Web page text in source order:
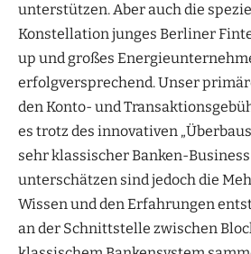
unterstützen. Aber auch die
Konstellation junges Berliner
up und großes
erfolgversprechend. Unser
den Konto- und
es trotz des innovativen
sehr klassischer Banken-
unterschätzen sind jedoch die
Wissen und den Erfahrungen
an der Schnittstelle zwischen